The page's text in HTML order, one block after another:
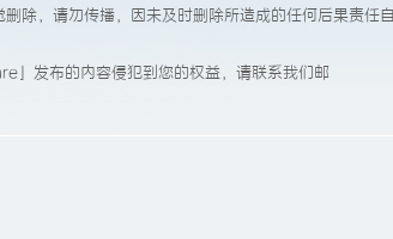
除，请勿传播，因未及时删除所造成的任何后果责任
」发布的内容侵犯到您的权益，请联系我们邮